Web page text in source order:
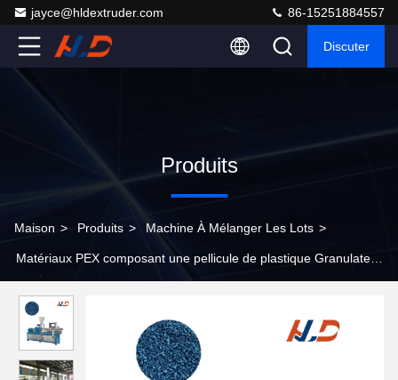
jayce@hldextruder.com 86-15251884557
Discuter
Produits
Maison > Produits > Machine À Mélanger Les Lots >
Matériaux PEX composant une pellicule de plastique Granulateur